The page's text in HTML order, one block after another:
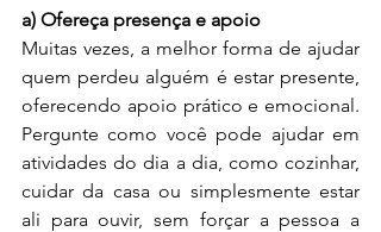
a) Ofereça presença e apoio
Muitas vezes, a melhor forma de ajudar
quem perdeu alguém é estar presente,
oferecendo apoio prático e emocional.
Pergunte como você pode ajudar em
atividades do dia a dia, como cozinhar,
cuidar da casa ou simplesmente estar
ali para ouvir, sem forçar a pessoa a